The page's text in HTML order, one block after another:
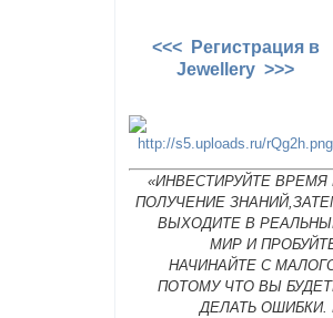
<<< Регистрация в
Jewellery >>>
«ИНВЕСТИРУЙТЕ ВРЕМЯ
ПОЛУЧЕНИЕ
ВЫХОДИТЕ В
МИР И
НАЧИНАЙТЕ С
ПОТОМУ ЧТО ВЫ
ДЕЛАТЬ ОШИБКИ.